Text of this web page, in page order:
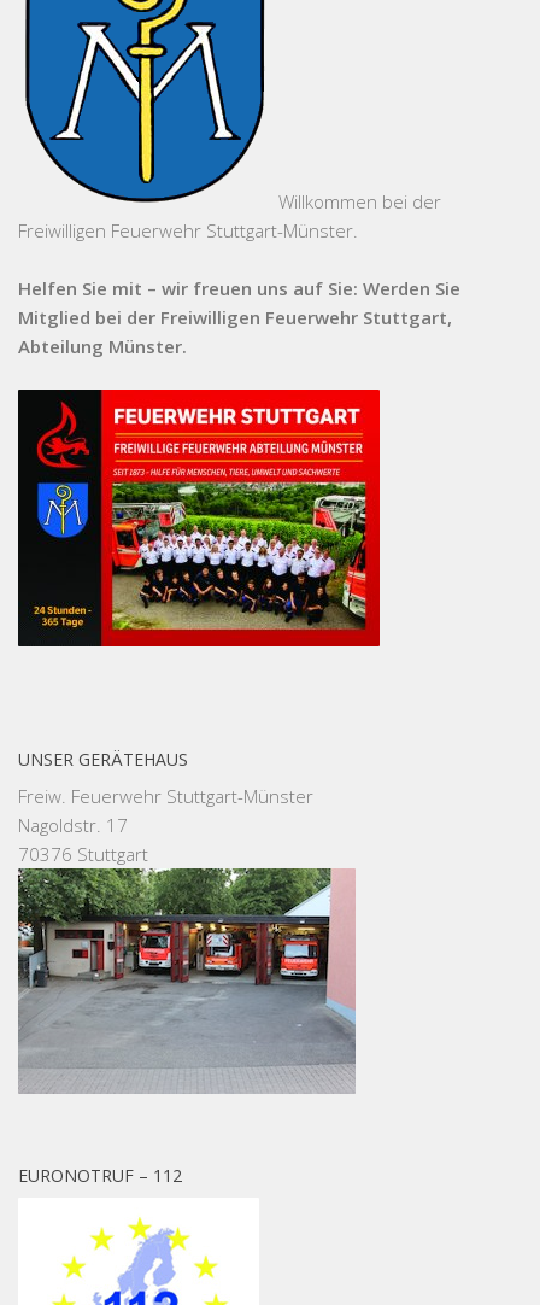
Willkommen bei der
Freiwilligen Feuerwehr Stuttgart-Münster.
Helfen Sie mit – wir freuen uns auf Sie: Werden Sie
Mitglied bei der Freiwilligen Feuerwehr Stuttgart,
Abteilung Münster.
UNSER GERÄTEHAUS
Freiw. Feuerwehr Stuttgart-Münster
Nagoldstr. 17
70376 Stuttgart
EURONOTRUF – 112